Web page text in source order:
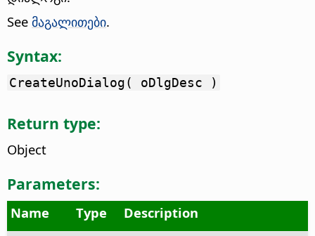
See მაგალითები.
Syntax:
CreateUnoDialog( oDlgDesc )
Return type:
Object
Parameters:
Name Type Description